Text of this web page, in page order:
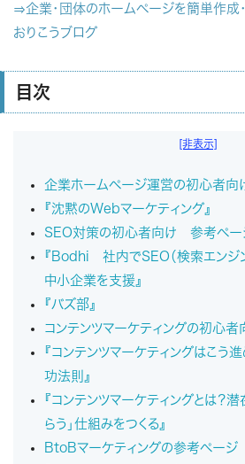
⇒企業・団体のホームページを簡単作成・
おりこうブログ
目次
[非表示]
企業ホームページ運営の初心者
『沈黙のWebマーケティング』
SEO対策の初心者向け 参考ペー
『Bodhi 社内でSEO（検索エンジ
中小企業を支援』
『バズ部』
コンテンツマーケティングの初心
『コンテンツマーケティングはこう
功法則』
『コンテンツマーケティングとは？
らう」仕組みをつくる』
BtoBマーケティングの参考ページ